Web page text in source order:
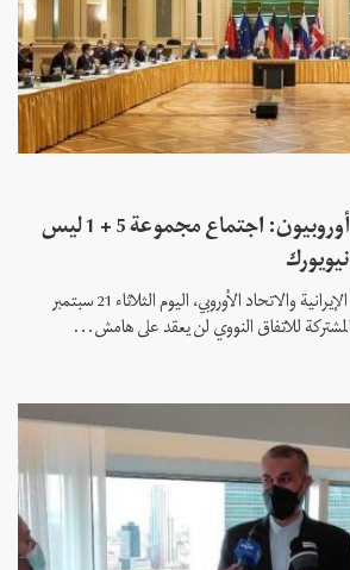
مسؤولون إيرانيون وأوروبيون: اجتماع مجموعة 5 + 1 ليس
أعلن مسؤولون في الخارجية الإيرانية والاتحاد الأوروبي، اليوم الثلاثاء 21 سبتمبر
للاتفاق النووي لن يعقد على هامش...